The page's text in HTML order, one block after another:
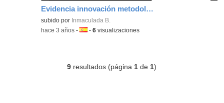
Evidencia innovación metodológica
Contenido educativo.
subido por Inmaculada B.
-hace 3 años -Idioma:
-6 visualizaciones
9 resultados (página 1 de 1)